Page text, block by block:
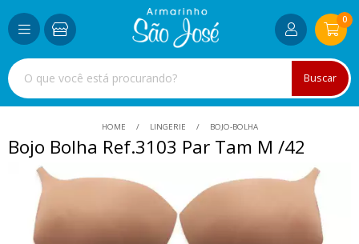
Buscar
0
HOME LINGERIE BOJO-BOLHA
Bojo Bolha Ref.3103 Par Tam M /42